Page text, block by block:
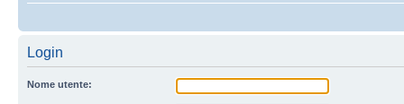
Login
Nome utente: